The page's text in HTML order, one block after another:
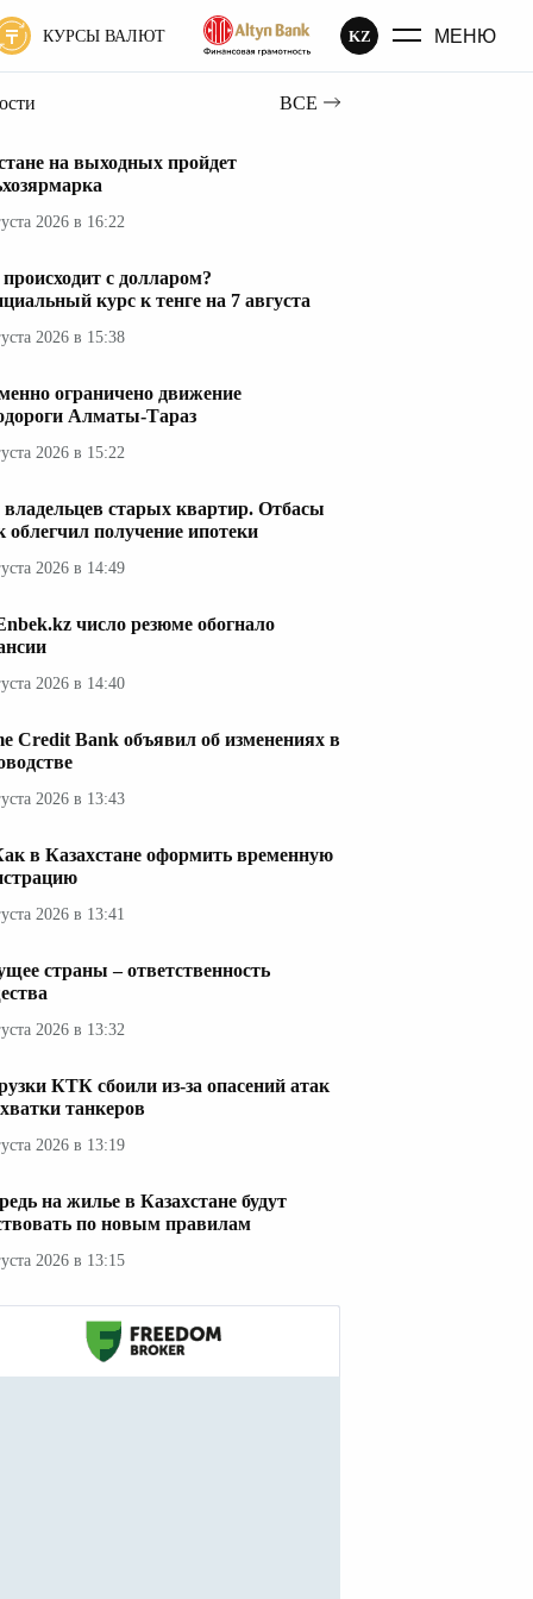
КУРСЫ ВАЛЮТ KZ МЕНЮ
ВСЕ
на выходных пройдет
2026 в 16:22
с долларом?
курс к тенге на 7 августа
2026 в 15:38
ограничено движение
Алматы-Тараз
2026 в 15:22
владельцев старых квартир. Отбасы
облегчил получение ипотеки
2026 в 14:49
число резюме обогнало
2026 в 14:40
Credit Bank объявил об изменениях в
2026 в 13:43
в Казахстане оформить временную
2026 в 13:41
страны – ответственность
2026 в 13:32
КТК сбоили из-за опасений атак
танкеров
2026 в 13:19
на жилье в Казахстане будут
по новым правилам
2026 в 13:15